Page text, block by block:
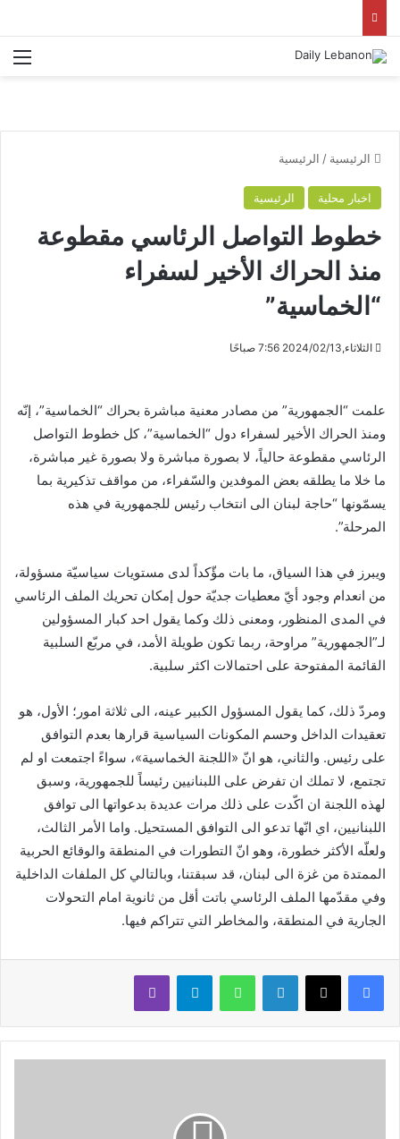
الرئيسية / الرئيسية
اخبار محلية الرئيسية
خطوط التواصل الرئاسي مقطوعة
منذ الحراك الأخير لسفراء
“الخماسية”
الثلاثاء,2024/02/13 7:56 صباحًا
علمت “الجمهورية” من مصادر معنية مباشرة بحراك “الخماسية”، إنّه
ومنذ الحراك الأخير لسفراء دول “الخماسية”، كل خطوط التواصل
الرئاسي مقطوعة حالياً، لا بصورة مباشرة ولا بصورة غير مباشرة،
ما خلا ما يطلقه بعض الموفدين والسّفراء، من مواقف تذكيرية بما
يسمّونها “حاجة لبنان الى انتخاب رئيس للجمهورية في هذه
المرحلة”.
ويبرز في هذا السياق، ما بات مؤّكداً لدى مستويات سياسيّة مسؤولة،
من انعدام وجود أيّ معطيات جديّة حول إمكان تحريك الملف الرئاسي
في المدى المنظور، ومعنى ذلك وكما يقول احد كبار المسؤولين
لـ”الجمهورية” مراوحة، ربما تكون طويلة الأمد، في مربّع السلبية
القائمة المفتوحة على احتمالات اكثر سلبية.
ومردّ ذلك، كما يقول المسؤول الكبير عينه، الى ثلاثة امور؛ الأول، هو
تعقيدات الداخل وحسم المكونات السياسية قرارها بعدم التوافق
على رئيس. والثاني، هو انّ «اللجنة الخماسية»، سواءً اجتمعت او لم
تجتمع، لا تملك ان تفرض على اللبنانيين رئيساً للجمهورية، وسبق
لهذه اللجنة ان اكّدت على ذلك مرات عديدة بدعواتها الى توافق
اللبنانيين، اي انّها تدعو الى التوافق المستحيل. واما الأمر الثالث،
ولعلّه الأكثر خطورة، وهو انّ التطورات في المنطقة والوقائع الحربية
الممتدة من غزة الى لبنان، قد سبقتنا، وبالتالي كل الملفات الداخلية
وفي مقدّمها الملف الرئاسي باتت أقل من ثانوية امام التحولات
الجارية في المنطقة، والمخاطر التي تتراكم فيها.
لينكدإن واتساب تيلقرام ڤايبر